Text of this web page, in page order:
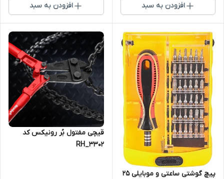
افزودن به سبد افزودن به سبد
پیچ گوشتی ساعتی و موبایلی 25
قیچی مفتول بُر رونیکس کد
RH_3302